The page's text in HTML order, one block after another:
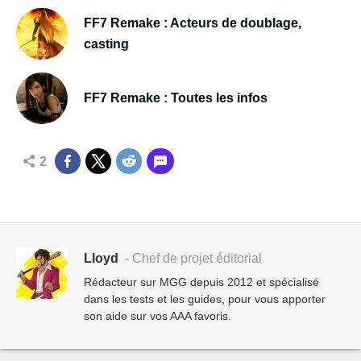
FF7 Remake : Acteurs de doublage,
casting
FF7 Remake : Toutes les infos
2
Lloyd - Chef de projet éditorial
Rédacteur sur MGG depuis 2012 et spécialisé
dans les tests et les guides, pour vous apporter
son aide sur vos AAA favoris.